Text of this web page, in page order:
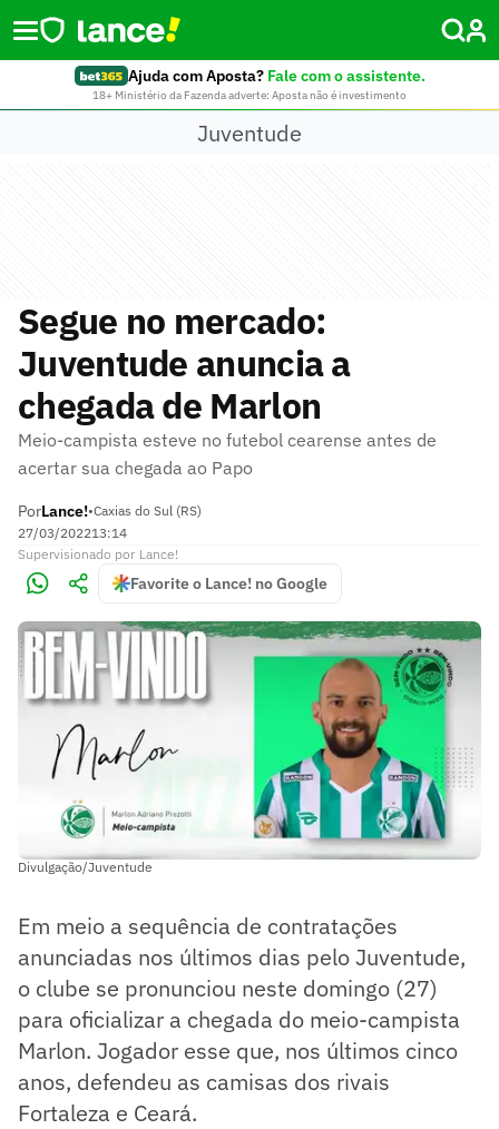
Ajuda com Aposta? Fale com o assistente.
18+ Ministério da Fazenda adverte: Aposta não é investimento
Juventude
Segue no mercado:
Juventude anuncia a
chegada de Marlon
Meio-campista esteve no futebol cearense antes de
acertar sua chegada ao Papo
PorLance!•Caxias do Sul (RS)
27/03/202213:14
Supervisionado por Lance!
Favorite o Lance! no Google
Divulgação/Juventude
Em meio a sequência de contratações
anunciadas nos últimos dias pelo Juventude,
o clube se pronunciou neste domingo (27)
para oficializar a chegada do meio-campista
Marlon. Jogador esse que, nos últimos cinco
anos, defendeu as camisas dos rivais
Fortaleza e Ceará.